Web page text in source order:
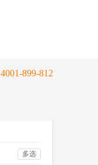
4001-899-812
多选